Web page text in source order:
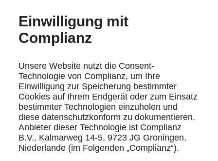
Einwilligung mit
Complianz
Unsere Website nutzt die Consent-
Technologie von Complianz, um Ihre
Einwilligung zur Speicherung bestimmter
Cookies auf Ihrem Endgerät oder zum Einsatz
bestimmter Technologien einzuholen und
diese datenschutzkonform zu dokumentieren.
Anbieter dieser Technologie ist Complianz
B.V., Kalmarweg 14-5, 9723 JG Groningen,
Niederlande (im Folgenden „Complianz“).